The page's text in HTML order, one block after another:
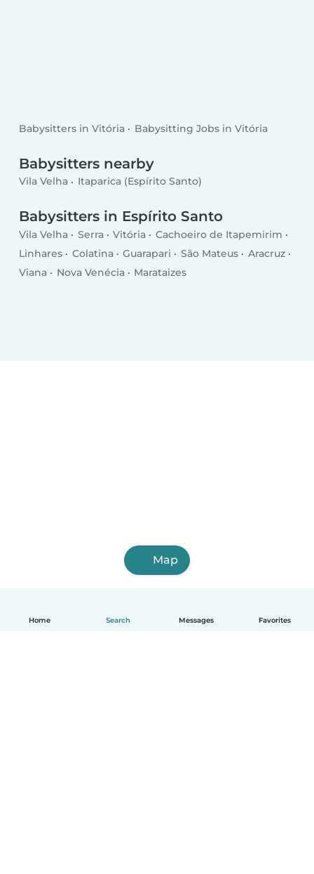
Home Search Messages Favorites
Babysitters in Vitória Babysitting Jobs in Vitória
Babysitters nearby
Vila Velha Itaparica (Espírito Santo)
Babysitters in Espírito Santo
Vila Velha Serra Vitória
Cachoeiro de Itapemirim
Linhares
Colatina Guarapari São Mateus
Aracruz
Viana
Nova Venécia Marataizes
Map